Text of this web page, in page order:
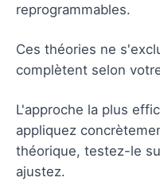
reprogrammables.
Ces théories ne
complètent selon
L'approche la plus
appliquez
théorique, testez-le
ajustez.